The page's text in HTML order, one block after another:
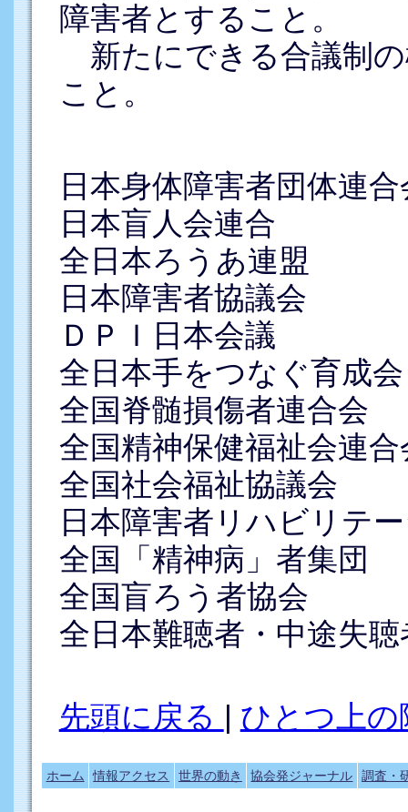
障害者とすること。
新たにできる合議制
こと。
日本身体障害者団体連合
日本盲人会連合
全日本ろうあ連盟
日本障害者協議会
ＤＰＩ日本会議
全日本手をつなぐ育成会
全国脊髄損傷者連合会
全国精神保健福祉会連合
全国社会福祉協議会
日本障害者リハビリテ
全国「精神病」者集団
全国盲ろう者協会
全日本難聴者・中途失
先頭に戻る ひとつ上の
ホーム 情報アクセス 世界の動き 協会発ジャーナル 調査・